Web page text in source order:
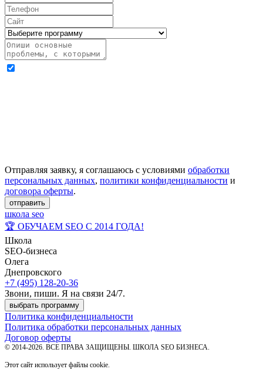
Отправляя заявку, я соглашаюсь с условиями обработки
персональных данных, политики конфиденциальности и
договора оферты.
отправить
школа seo
🏆 ОБУЧАЕМ SEO С 2014 ГОДА!
Школа
SEO-бизнеса
Олега
Днепровского
+7 (495) 128-20-36
Звони, пиши. Я на связи 24/7.
выбрать программу
Политика конфиденциальности
Политика обработки персональных данных
Договор оферты
© 2014-2026. ВСЕ ПРАВА ЗАЩИЩЕНЫ. ШКОЛА SEO БИЗНЕСА.
Этот сайт использует файлы cookie.